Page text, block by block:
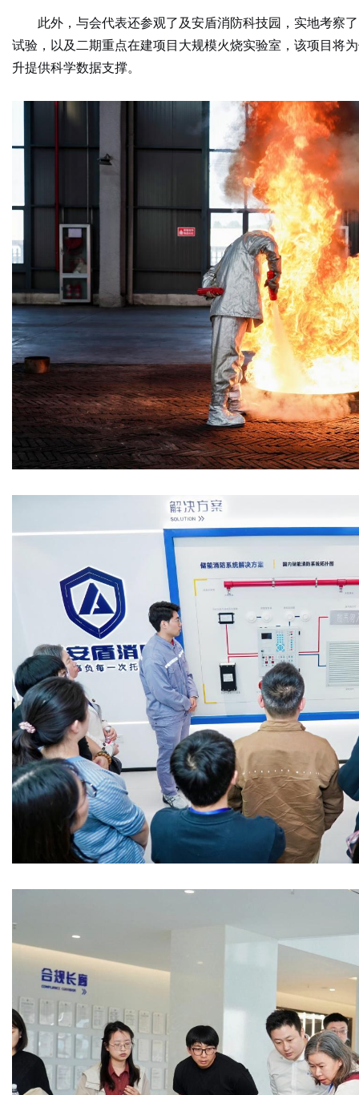
此外，与会代表还参观了及安盾消防科技园，实地考察了
试验，以及 二期重点在建项目大规模火烧实验室 ，该项目将
升提供科学数据支撑。